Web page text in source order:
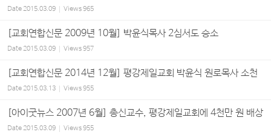
Date2015.03.09 Views965
[교회연합신문 2009년 10월] 박윤식목사 2심서도 승소
Date2015.03.09 Views957
[교회연합신문 2014년 12월] 평강제일교회 박윤식 원로목사 소천
Date2015.03.13 Views955
[아이굿뉴스 2007년 6월] 총신교수, 평강제일교회에 4천만 원 배상
Date2015.03.09 Views955